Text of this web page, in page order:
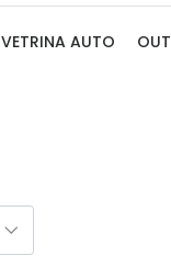
VETRINA AUTO